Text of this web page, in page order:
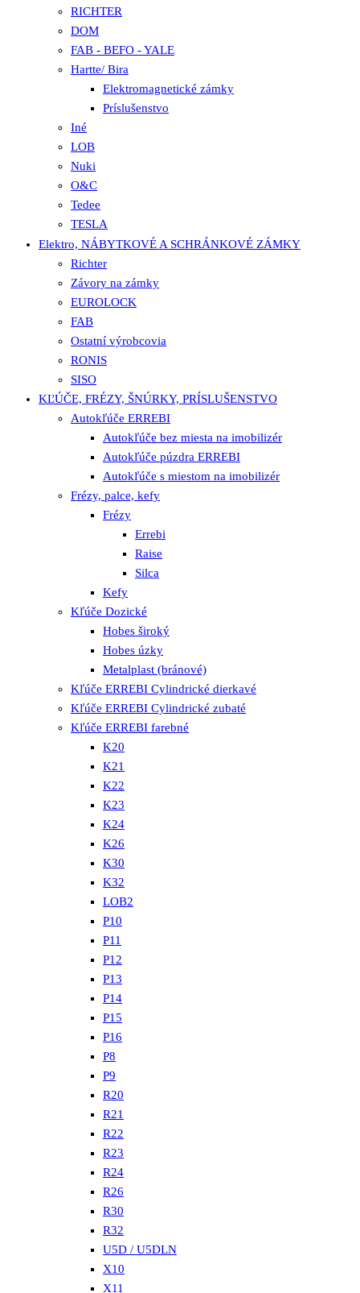
RICHTER
DOM
FAB - BEFO - YALE
Hartte/ Bira
Elektromagnetické zámky
Príslušenstvo
Iné
LOB
Nuki
O&C
Tedee
TESLA
Elektro, NÁBYTKOVÉ A SCHRÁNKOVÉ ZÁMKY
Richter
Závory na zámky
EUROLOCK
FAB
Ostatní výrobcovia
RONIS
SISO
KĽÚČE, FRÉZY, ŠNÚRKY, PRÍSLUŠENSTVO
Autokľúče ERREBI
Autokľúče bez miesta na imobilizér
Autokľúče púzdra ERREBI
Autokľúče s miestom na imobilizér
Frézy, palce, kefy
Frézy
Errebi
Raise
Silca
Kefy
Kľúče Dozické
Hobes široký
Hobes úzky
Metalplast (bránové)
Kľúče ERREBI Cylindrické dierkavé
Kľúče ERREBI Cylindrické zubaté
Kľúče ERREBI farebné
K20
K21
K22
K23
K24
K26
K30
K32
LOB2
P10
P11
P12
P13
P14
P15
P16
P8
P9
R20
R21
R22
R23
R24
R26
R30
R32
U5D / U5DLN
X10
X11